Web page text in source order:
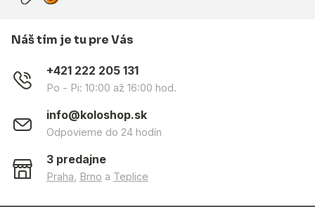
Náš tím je tu pre Vás
+421 222 205 131
Po - Pi: 10:00 až 16:00 hod.
info@koloshop.sk
Odpovieme do 24 hodín
3 predajne
Praha Brno a Teplice